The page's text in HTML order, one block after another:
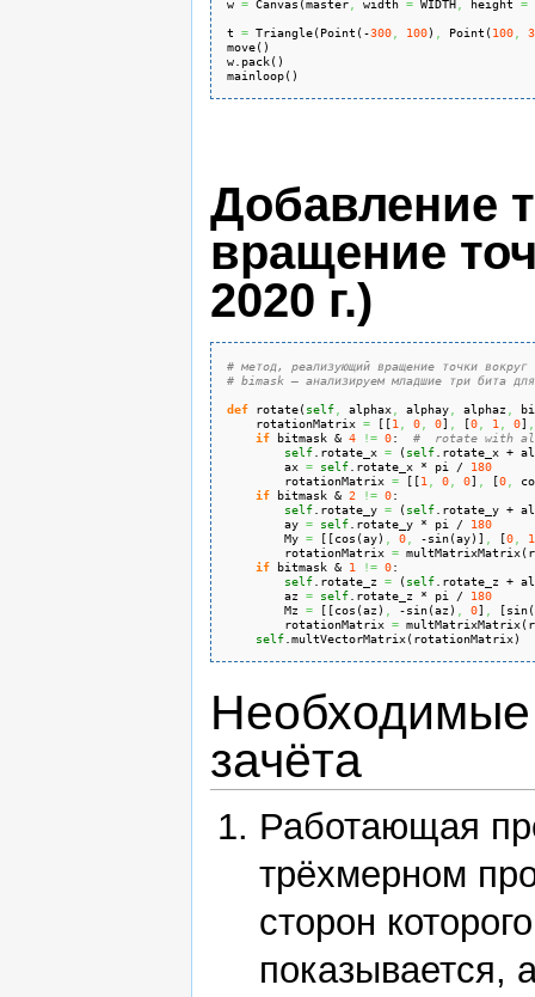
w = Canvas (master, width = WIDTH height =
t = Triangle(Point (-300, 100) Point (100,
move( )
w. pack( )
mainloop( )
Добавление
вращение
2020 г.)
# метод, реализующий вращение точки вокруг
# bimask — анализируем младшие три бита
def rotate(self, alphax, alphay, alphaz
rotationMatrix = [ [1 0, 0] [0, 1 0]
if bitmask & 4 != 0: #  rotate with
self. rotate_x = (self. rotate_x +
ax = self. rotate_x * pi /
180
rotationMatrix = [ [1 0, 0] [0,
if bitmask & 2 != 0:
self. rotate_y = (self. rotate_y +
ay = self. rotate_y * pi /
180
My = [ [cos (ay) 0, -sin(ay) ] [0, 1
rotationMatrix = multMatrixMatrix(
if bitmask & 1 != 0:
self. rotate_z = (self. rotate_z +
az = self. rotate_z * pi /
180
Mz = [ [cos (az ) -sin(az ) 0] [sin(
rotationMatrix = multMatrixMatrix(
self. multVectorMatrix(rotationMatrix)
Необходимые
зачёта
Работающая
трёхмерном
сторон
показывается,